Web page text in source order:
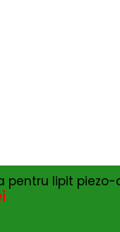
pentru lipit piezo-